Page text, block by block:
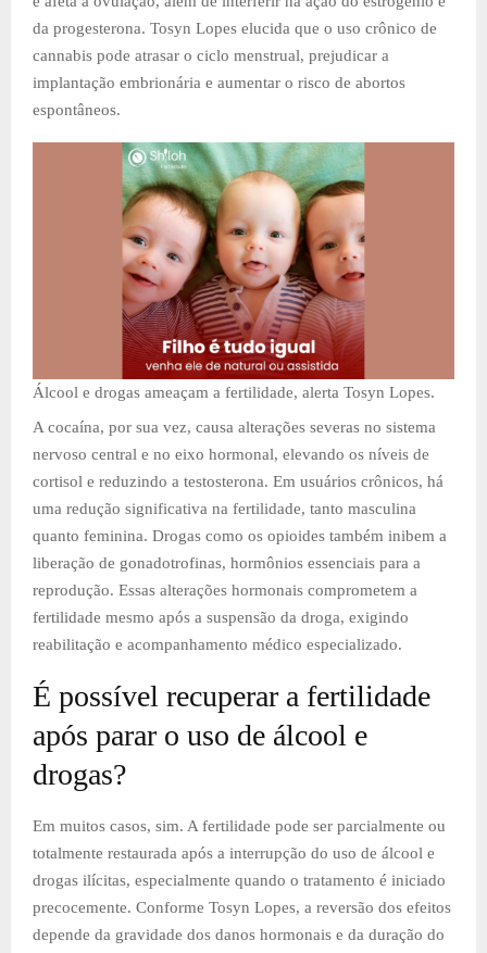
da progesterona. Tosyn Lopes elucida que o uso crônico de
cannabis pode atrasar o ciclo menstrual, prejudicar a
implantação embrionária e aumentar o risco de abortos
espontâneos.
Álcool e drogas ameaçam a fertilidade, alerta Tosyn Lopes.
A cocaína, por sua vez, causa alterações severas no sistema
nervoso central e no eixo hormonal, elevando os níveis de
cortisol e reduzindo a testosterona. Em usuários crônicos, há
uma redução significativa na fertilidade, tanto masculina
quanto feminina. Drogas como os opioides também inibem a
liberação de gonadotrofinas, hormônios essenciais para a
reprodução. Essas alterações hormonais comprometem a
fertilidade mesmo após a suspensão da droga, exigindo
reabilitação e acompanhamento médico especializado.
É possível recuperar a fertilidade
após parar o uso de álcool e
drogas?
Em muitos casos, sim. A fertilidade pode ser parcialmente ou
totalmente restaurada após a interrupção do uso de álcool e
drogas ilícitas, especialmente quando o tratamento é iniciado
precocemente. Conforme Tosyn Lopes, a reversão dos efeitos
depende da gravidade dos danos hormonais e da duração do